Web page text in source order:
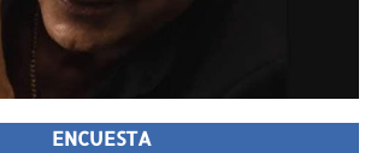
ENCUESTA